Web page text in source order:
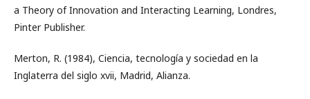
a Theory of Innovation and Interacting Learning, Londres,
Pinter Publisher.
Merton, R. (1984), Ciencia, tecnología y sociedad en la
Inglaterra del siglo xvii, Madrid, Alianza.